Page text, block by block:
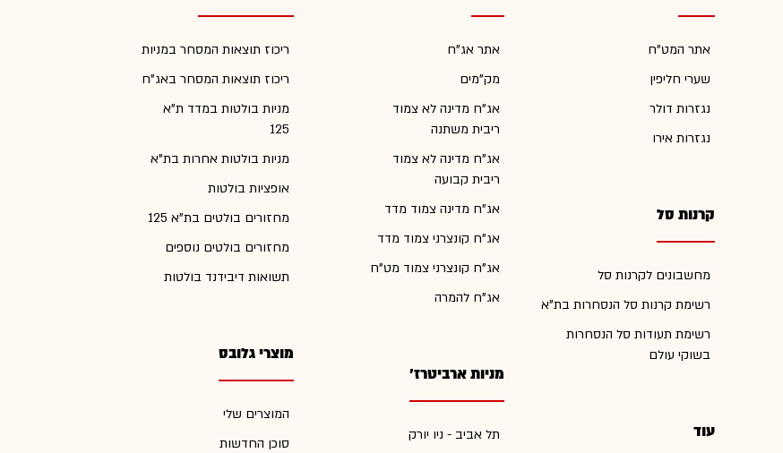
אתר המט"ח
שערי חליפין
נגזרות דולר
נגזרות אירו
קרנות סל
מחשבונים לקרנות סל
רשימת קרנות סל הנסחרות בת"א
רשימת תעודות סל הנסחרות
בשוקי עולם
עוד
אתר אג"ח
מק"מים
אג"ח מדינה לא צמוד
ריבית משתנה
אג"ח מדינה לא צמוד
ריבית קבועה
אג"ח מדינה צמוד מדד
אג"ח קונצרני צמוד מדד
אג"ח קונצרני צמוד מט"ח
אג"ח להמרה
מניות ארביטרז'
תל אביב - ניו יורק
ריכוז תוצאות המסחר במניות
ריכוז תוצאות המסחר באג"ח
מניות בולטות במדד ת"א
125
מניות בולטות אחרות בת"א
אופציות בולטות
מחזורים בולטים בת"א 125
מחזורים בולטים נוספים
תשואות דיבידנד בולטות
מוצרי גלובס
המוצרים שלי
סוכן החדשות